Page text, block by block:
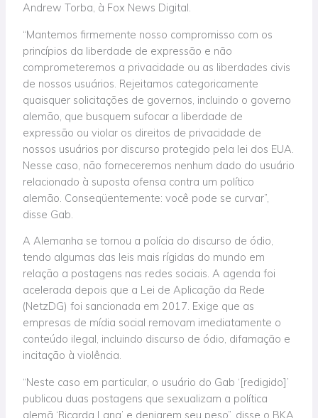
Andrew Torba, à Fox News Digital.
“Mantemos firmemente nosso compromisso com os
princípios da liberdade de expressão e não
comprometeremos a privacidade ou as liberdades civis
de nossos usuários. Rejeitamos categoricamente
quaisquer solicitações de governos, incluindo o governo
alemão, que busquem sufocar a liberdade de
expressão ou violar os direitos de privacidade de
nossos usuários por discurso protegido pela lei dos EUA.
Nesse caso, não forneceremos nenhum dado do usuário
relacionado à suposta ofensa contra um político
alemão. Conseqüentemente: você pode se curvar”,
disse Gab.
A Alemanha se tornou a polícia do discurso de ódio,
tendo algumas das leis mais rígidas do mundo em
relação a postagens nas redes sociais. A agenda foi
acelerada depois que a Lei de Aplicação da Rede
(NetzDG) foi sancionada em 2017. Exige que as
empresas de mídia social removam imediatamente o
conteúdo ilegal, incluindo discurso de ódio, difamação e
incitação à violência.
“Neste caso em particular, o usuário do Gab ‘[redigido]’
publicou duas postagens que sexualizam a política
alemã ‘Ricarda Lang’ e denigrem seu peso”, disse o BKA